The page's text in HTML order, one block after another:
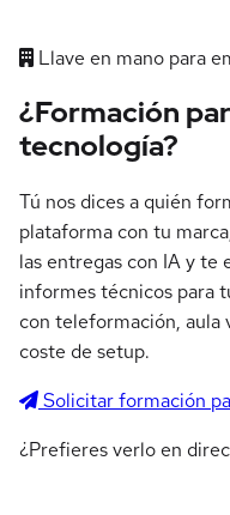
Llave en mano para
¿Formación
tecnología?
Tú nos dices a quién
plataforma con tu
las entregas con IA y te
informes técnicos para
con teleformación, aula
coste de setup.
Solicitar formación
¿Prefieres verlo en